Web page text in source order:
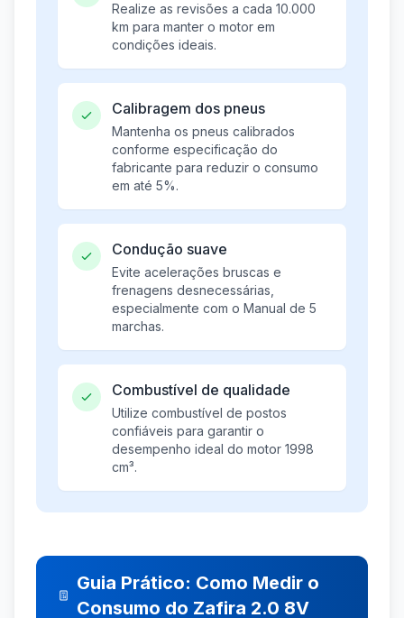
Realize as revisões a cada 10.000
km para manter o motor em
condições ideais.
Calibragem dos pneus
Mantenha os pneus calibrados
conforme especificação do
fabricante para reduzir o consumo
em até 5%.
Condução suave
Evite acelerações bruscas e
frenagens desnecessárias,
especialmente com o Manual de 5
marchas.
Combustível de qualidade
Utilize combustível de postos
confiáveis para garantir o
desempenho ideal do motor 1998
cm³.
Guia Prático: Como Medir o
Consumo do Zafira 2.0 8V